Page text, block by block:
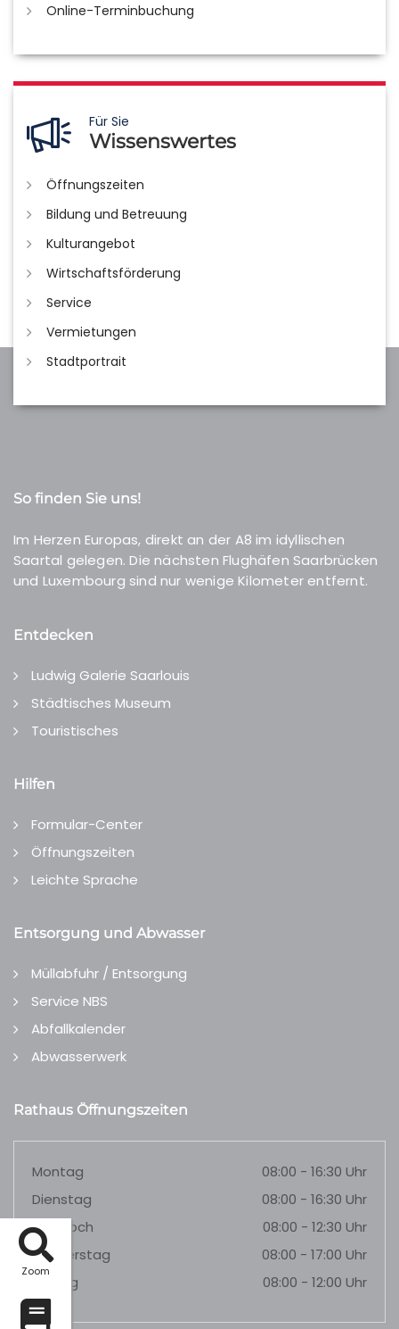
Zoom
Online-Terminbuchung
Für Sie
Wissenswertes
Öffnungszeiten
Bildung und Betreuung
Kulturangebot
Wirtschaftsförderung
Service
Vermietungen
Stadtportrait
So finden Sie uns!
Im Herzen Europas, direkt an der A8 im idyllischen
Saartal gelegen. Die nächsten Flughäfen Saarbrücken
und Luxembourg sind nur wenige Kilometer entfernt.
Entdecken
Ludwig Galerie Saarlouis
Städtisches Museum
Touristisches
Hilfen
Formular-Center
Öffnungszeiten
Leichte Sprache
Entsorgung und Abwasser
Müllabfuhr / Entsorgung
Service NBS
Abfallkalender
Abwasserwerk
Rathaus Öffnungszeiten
Montag
08:00 - 16:30 Uhr
Dienstag
08:00 - 16:30 Uhr
Mittwoch
08:00 - 12:30 Uhr
Donnerstag
08:00 - 17:00 Uhr
Freitag
08:00 - 12:00 Uhr